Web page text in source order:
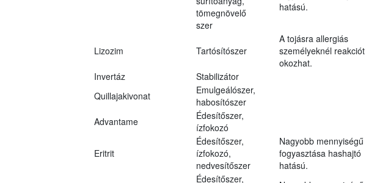
tömegnövelő
szer
hatású.
Lizozim Tartósítószer
A tojásra allergiás
személyeknél reakciót
okozhat.
Invertáz
Stabilizátor
Quillajakivonat
Emulgeálószer,
habosítószer
Advantame
Édesítőszer,
ízfokozó
Eritrit
Édesítőszer,
ízfokozó,
nedvesítőszer
Nagyobb mennyiségű
fogyasztása hashajtó
hatású.
Édesítőszer,